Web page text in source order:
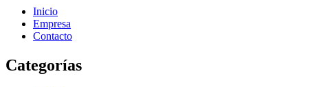
Inicio
Empresa
Contacto
Categorías